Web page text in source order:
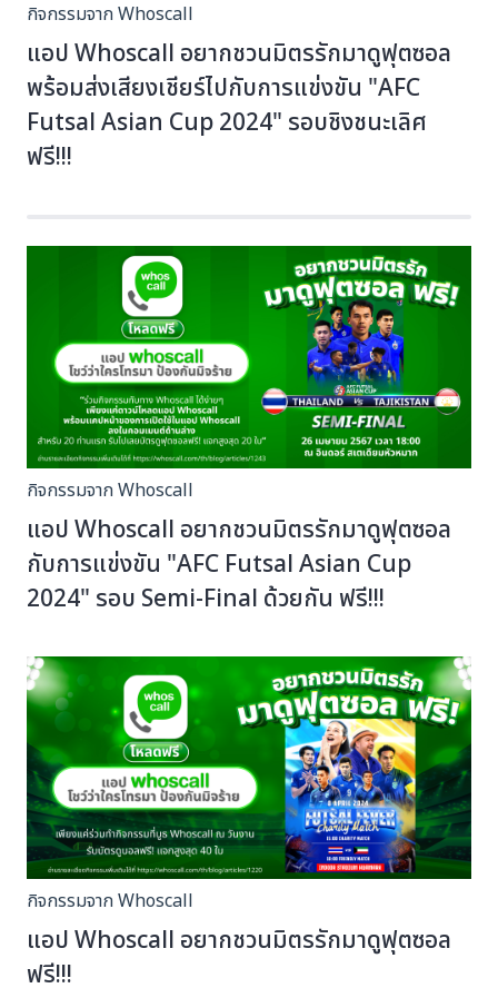
กิจกรรมจาก Whoscall
แอป Whoscall อยากชวนมิตรรักมาดูฟุตซอล
พร้อมส่งเสียงเชียร์ไปกับการแข่งขัน "AFC
Futsal Asian Cup 2024" รอบชิงชนะเลิศ
ฟรี!!!
กิจกรรมจาก Whoscall
แอป Whoscall อยากชวนมิตรรักมาดูฟุตซอล
กับการแข่งขัน "AFC Futsal Asian Cup
2024" รอบ Semi-Final ด้วยกัน ฟรี!!!
กิจกรรมจาก Whoscall
แอป Whoscall อยากชวนมิตรรักมาดูฟุตซอล
ฟรี!!!